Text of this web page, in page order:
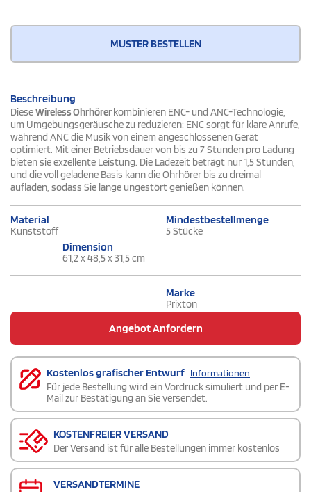
MUSTER BESTELLEN
Beschreibung
DieseWireless Ohrhörer kombinieren ENC- und ANC-Technologie,
um Umgebungsgeräusche zu reduzieren: ENC sorgt für klare Anrufe,
während ANC die Musik von einem angeschlossenen Gerät
optimiert. Mit einer Betriebsdauer von bis zu 7 Stunden pro Ladung
bieten sie exzellente Leistung. Die Ladezeit beträgt nur 1,5 Stunden,
und die voll geladene Basis kann die Ohrhörer bis zu dreimal
aufladen, sodass Sie lange ungestört genießen können.
Material
Kunststoff
Mindestbestellmenge
5 Stücke
Dimension
61,2 x 48,5 x 31,5 cm
Marke
Prixton
Angebot Anfordern
Kostenlos grafischer Entwurf Informationen
Für jede Bestellung wird ein Vordruck simuliert und per E-
Mail zur Bestätigung an Sie versendet.
KOSTENFREIER VERSAND
Der Versand ist für alle Bestellungen immer kostenlos
VERSANDTERMINE